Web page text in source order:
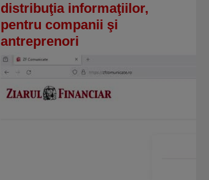
distribuţia informaţiilor,
pentru companii şi
antreprenori